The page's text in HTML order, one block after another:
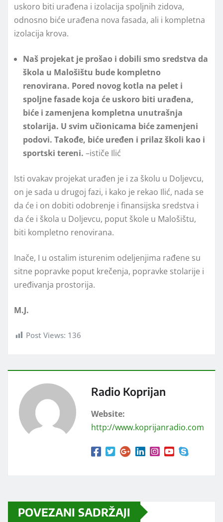
uskoro biti urađena i izolacija spoljnih zidova,
odnosno biće urađena nova fasada, ali i kompletna
izolacija krova.
Naš projekat je prošao i dobili smo sredstva da
škola u Malošištu bude kompletno
renovirana. Pored novog kotla na pelet i
spoljne fasade koja će uskoro biti urađena,
biće i zamenjena kompletna unutrašnja
stolarija. U svim učionicama biće zamenjeni
podovi. Takođe, biće uređen i prilaz školi kao i
sportski tereni. –ističe Ilić
Isti ovakav projekat urađen je i za školu u Doljevcu,
on je sada u drugoj fazi, i kako je rekao Ilić, nada se
da će i on dobiti odobrenje i finansijska sredstva i
da će i škola u Doljevcu, poput škole u Malošištu,
biti kompletno renovirana.
Inače, I u ostalim isturenim odeljenjima rađene su
sitne popravke poput krečenja, popravke stolarije i
uređivanja prostorija.
M.J.
Post Views: 136
Radio Koprijan
Website:
http://www.koprijanradio.com
POVEZANI SADRŽAJI